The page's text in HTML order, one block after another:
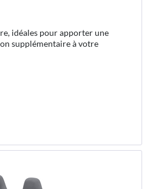
idéales pour apporter une
supplémentaire à votre